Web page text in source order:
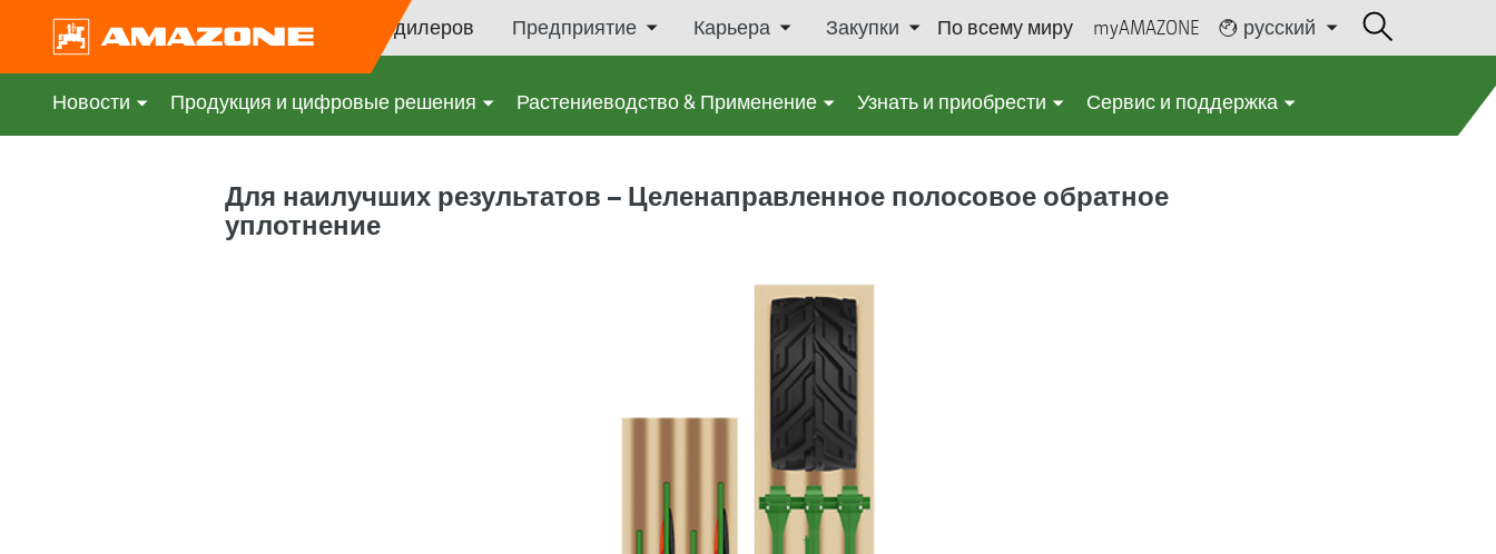
Поиск дилеров Предприятие Карьера Закупки По всему миру myAMAZONE русский
Новости Продукция и цифровые решения Растениеводство & Применение Узнать и приобрести Сервис и поддержка
Для наилучших результатов – Целенаправленное полосовое обратное
уплотнение